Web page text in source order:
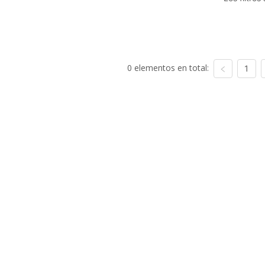
0 elementos en total: 1